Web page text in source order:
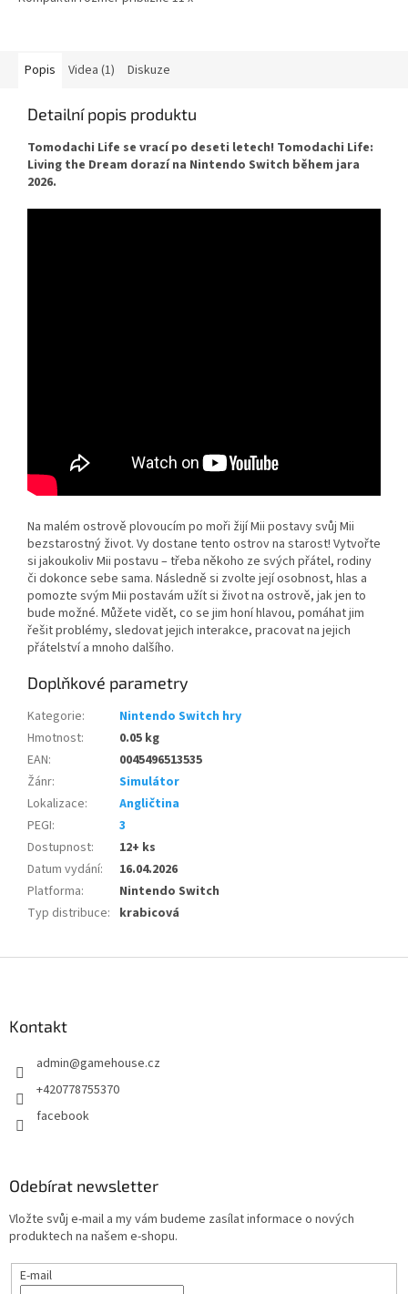
Popis Videa (1) Diskuze
Detailní popis produktu
Tomodachi Life se vrací po deseti letech! Tomodachi Life:
Living the Dream dorazí na Nintendo Switch během jara
2026.
Na malém ostrově plovoucím po moři žijí Mii postavy svůj Mii
bezstarostný život. Vy dostane tento ostrov na starost! Vytvořte
si jakoukoliv Mii postavu – třeba někoho ze svých přátel, rodiny
či dokonce sebe sama. Následně si zvolte její osobnost, hlas a
pomozte svým Mii postavám užít si život na ostrově, jak jen to
bude možné. Můžete vidět, co se jim honí hlavou, pomáhat jim
řešit problémy, sledovat jejich interakce, pracovat na jejich
přátelství a mnoho dalšího.
Doplňkové parametry
Kategorie:
Nintendo Switch hry
Hmotnost:
0.05 kg
EAN:
0045496513535
Žánr:
Simulátor
Lokalizace:
Angličtina
PEGI:
3
Dostupnost:
12+ ks
Datum vydání:
16.04.2026
Platforma:
Nintendo Switch
Typ distribuce: krabicová
Kontakt
admin@gamehouse.cz
+420778755370
facebook
Odebírat newsletter
Vložte svůj e-mail a my vám budeme zasílat informace o nových
produktech na našem e-shopu.
E-mail